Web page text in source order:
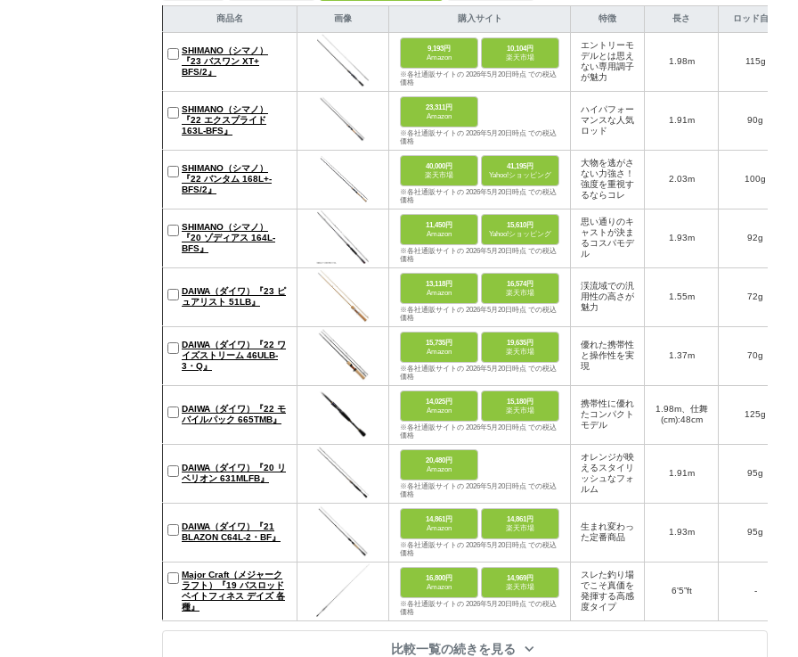
商品名 画像 購入サイト 特徴 長さ ロッド自重
SHIMANO（シマノ）
『23 バスワン XT+
BFS/2』
9,193円
Amazon
10,104円
楽天市場
※各社通販サイトの 2026年5月20日時点 での税込
価格
エントリーモ
デルとは思え
ない専用調子
が魅力
1.98m 115g
SHIMANO（シマノ）
『22 エクスプライド
163L-BFS』
23,311円
Amazon
※各社通販サイトの 2026年5月20日時点 での税込
価格
ハイパフォー
マンスな人気
ロッド
1.91m 90g
SHIMANO（シマノ）
『22 バンタム 168L+-
BFS/2』
40,000円
楽天市場
41,195円
Yahoo!ショッピング
※各社通販サイトの 2026年5月20日時点 での税込
価格
大物を逃がさ
ない力強さ！
強度を重視す
るならコレ
2.03m 100g
SHIMANO（シマノ）
『20 ゾディアス 164L-
BFS』
11,450円
Amazon
15,610円
Yahoo!ショッピング
※各社通販サイトの 2026年5月20日時点 での税込
価格
思い通りのキ
ャストが決ま
るコスパモデ
ル
1.93m 92g
DAIWA（ダイワ）『23 ピ
ュアリスト 51LB』
13,118円
Amazon
16,574円
楽天市場
※各社通販サイトの 2026年5月20日時点 での税込
価格
渓流域での汎
用性の高さが
魅力
1.55m 72g
DAIWA（ダイワ）『22 ワ
イズストリーム 46ULB-
3・Q』
15,735円
Amazon
19,635円
楽天市場
※各社通販サイトの 2026年5月20日時点 での税込
価格
優れた携帯性
と操作性を実
現
1.37m 70g
DAIWA（ダイワ）『22 モ
バイルパック 665TMB』
14,025円
Amazon
15,180円
楽天市場
※各社通販サイトの 2026年5月20日時点 での税込
価格
携帯性に優れ
たコンパクト
モデル
1.98m、仕舞
(cm):48cm
125g
DAIWA（ダイワ）『20 リ
ベリオン 631MLFB』
20,480円
Amazon
※各社通販サイトの 2026年5月20日時点 での税込
価格
オレンジが映
えるスタイリ
ッシュなフォ
ルム
1.91m 95g
DAIWA（ダイワ）『21
BLAZON C64L-2・BF』
14,861円
Amazon
14,861円
楽天市場
※各社通販サイトの 2026年5月20日時点 での税込
価格
生まれ変わっ
た定番商品
1.93m 95g
Major Craft（メジャーク
ラフト）『19 バスロッド
ベイトフィネス デイズ 各
種』
16,800円
Amazon
14,969円
楽天市場
※各社通販サイトの 2026年5月20日時点 での税込
価格
スレた釣り場
でこそ真価を
発揮する高感
度タイプ
6'5”ft -
比較一覧の続きを見る